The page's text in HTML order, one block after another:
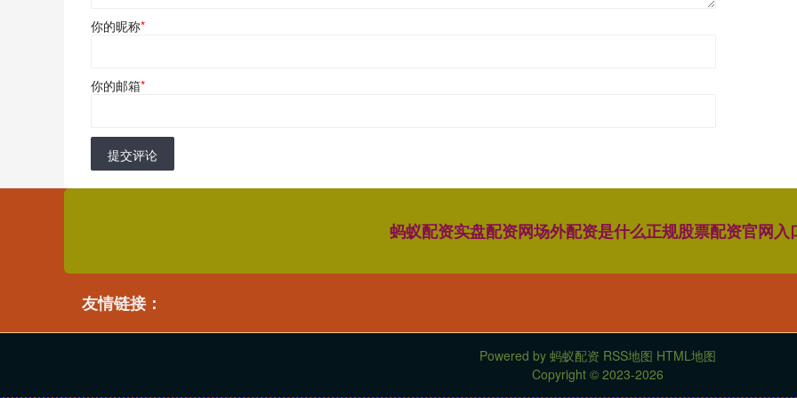
你的昵称*
你的邮箱*
提交评论
蚂蚁配资实盘配资网场外配资是什么正规股票配资官网入
友情链接：
Powered by 蚂蚁配资 RSS地图 HTML地图
Copyright © 2023-2026